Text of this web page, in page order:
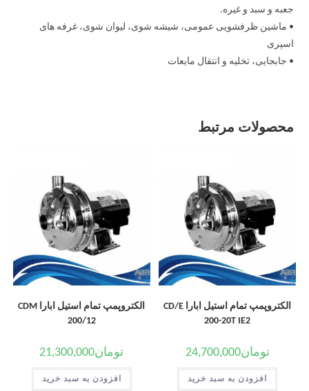
جعبه و سبد و غیره.
• ماشین ظرفشویی عمومی، شیشه شوی، لیوان شوی، غرفه های
اسپری
• جابجایی، تخلیه و انتقال مایعات
محصولات مرتبط
الکتروپمپ تمام استیل ابارا CD/E
200-20T IE2
تومان24,700,000
افزودن به سبد خرید
الکتروپمپ تمام استیل ابارا CDM
200/12
تومان21,300,000
افزودن به سبد خرید